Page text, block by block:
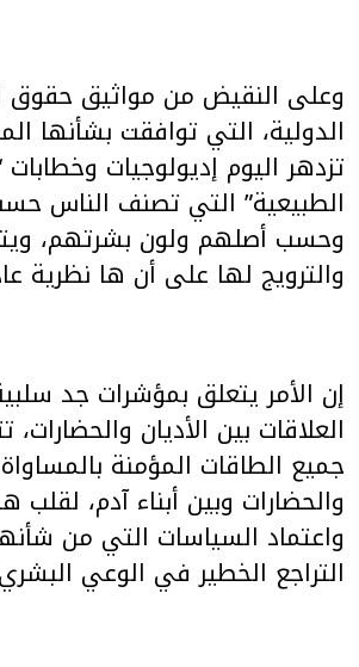
وعلى النقيض من مواثيق حقوق
الدولية، التي توافقت بشأنها
تزدهر اليوم إديولوجيات وخطابات
الطبيعية” التي تصنف الناس
وحسب أصلهم ولون بشرتهم،
والترويج لها على أن ها نظرية
إن الأمر يتعلق بمؤشرات جد
العلاقات بين الأديان
جميع الطاقات المؤمنة بالمساواة
والحضارات وبين أبناء آدم، لقلب
واعتماد السياسات التي من
التراجع الخطير في الوعي